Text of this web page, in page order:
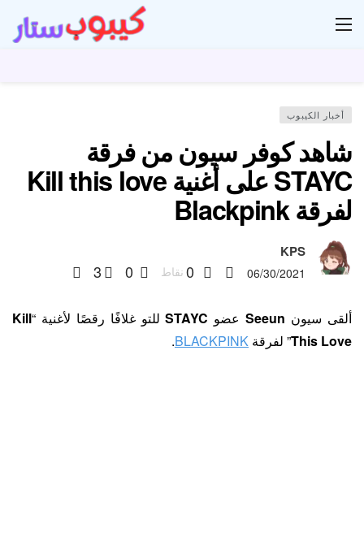
أخبار الكيبوب
شاهد كوفر سيون من فرقة
STAYC على أغنية Kill this love
لفرقة Blackpink
KPS
06/30/2021
0 نقاط 0
3
ألقى سيون Seeunعضو STAYCللتو غلافًا رقصًا لأغنية “Kill
This Love” لفرقة BLACKPINK
.